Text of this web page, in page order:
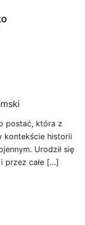
postać, która z
kontekście historii
Urodził się
przez całe […]